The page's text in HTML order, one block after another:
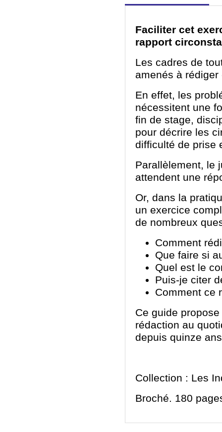
Faciliter cet
rapport
Les cadres de
amenés à
En effet, les
nécessitent une
fin de stage,
pour décrire les
difficulté de
Parallèlement, le
attendent une
Or, dans la
un exercice
de nombreux
Comment
Que faire si
Quel est le
Puis-je citer
Comment ce
Ce guide
rédaction au
depuis quinze
Collection : Les
Broché. 180